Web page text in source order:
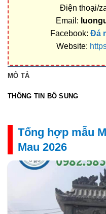
Điện thoại/
Email:
Facebook: Đá
Website:
MÔ TẢ
THÔNG TIN BỔ SUNG
Tổng hợp mẫu
Mau 2026